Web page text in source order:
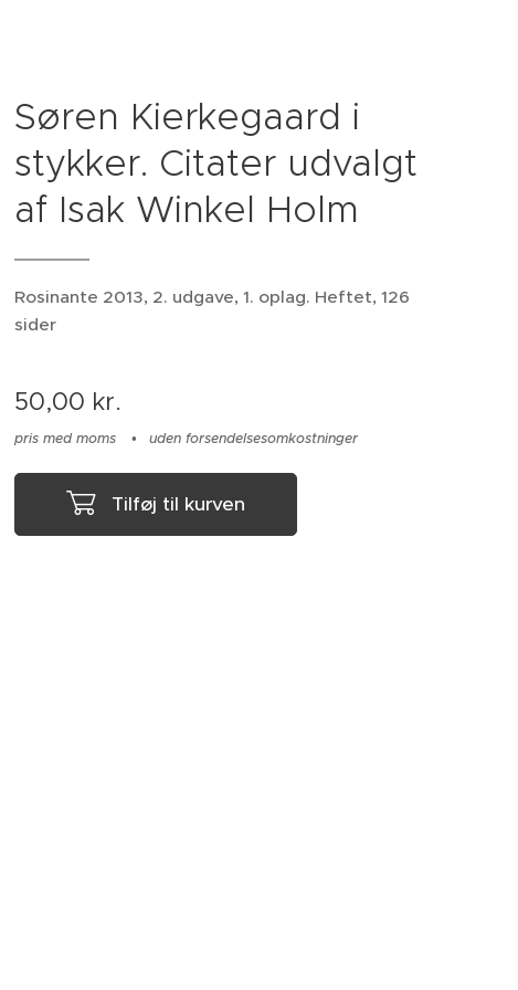
Søren Kierkegaard i
stykker. Citater udvalgt
af Isak Winkel Holm
Rosinante 2013, 2. udgave, 1. oplag. Heftet, 126
sider
50,00 kr.
pris med moms uden forsendelsesomkostninger
Tilføj til kurven